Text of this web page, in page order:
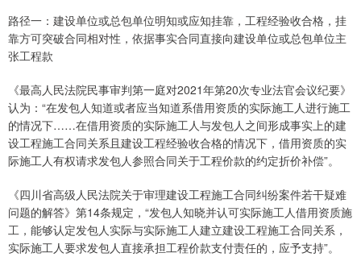
路径一：建设单位或总包单位明知或应知挂靠，工程经验收合格，挂
靠方可突破合同相对性，依据事实合同直接向建设单位或总包单位主
张工程款
《最高人民法院民事审判第一庭对2021年第20次专业法官会议纪要》
认为：“在发包人知道或者应当知道系借用资质的实际施工人进行施工
的情况下……在借用资质的实际施工人与发包人之间形成事实上的建
设工程施工合同关系且建设工程经验收合格的情况下，借用资质的实
际施工人有权请求发包人参照合同关于工程价款的约定折价补偿”。
《四川省高级人民法院关于审理建设工程施工合同纠纷案件若干疑难
问题的解答》第14条规定，“发包人知晓并认可实际施工人借用资质施
工，能够认定发包人实际与实际施工人建立建设工程施工合同关系，
实际施工人要求发包人直接承担工程价款支付责任的，应予支持”。